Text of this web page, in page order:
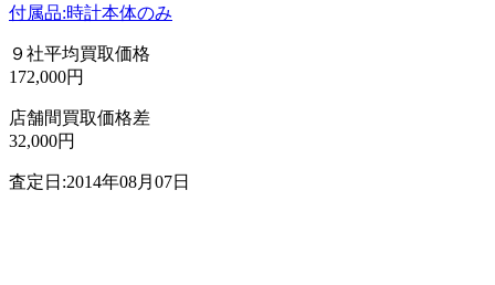
付属品:時計本体のみ
９社平均買取価格
172,000円
店舗間買取価格差
32,000円
査定日:2014年08月07日